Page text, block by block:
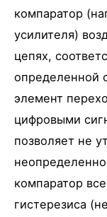
компаратор
усилителя)
цепях,
определенной
элемент
цифровыми
позволяет не
компаратор
гистерезиса